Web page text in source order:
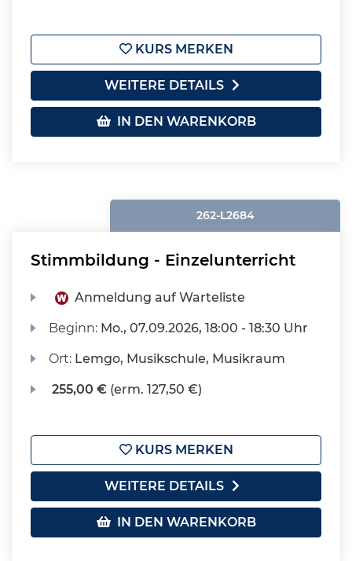
KURS MERKEN
WEITERE DETAILS
IN DEN WARENKORB
262-L2684
Stimmbildung - Einzelunterricht
Anmeldung auf Warteliste
Beginn: Mo., 07.09.2026, 18:00 - 18:30 Uhr
Ort: Lemgo, Musikschule, Musikraum
255,00 € (erm. 127,50 €)
KURS MERKEN
WEITERE DETAILS
IN DEN WARENKORB